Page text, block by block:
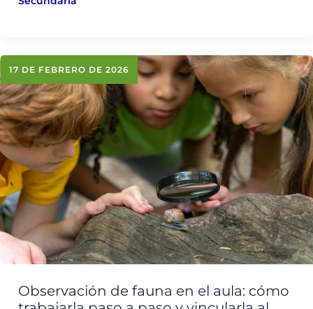
Observación de fauna en el aula: cómo
17 DE FEBRERO DE 2026